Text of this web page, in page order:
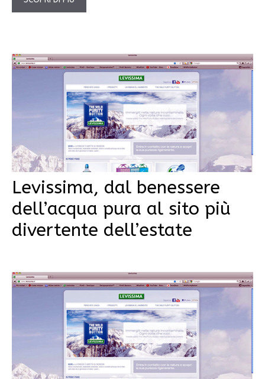
Levissima, dal benessere
dell’acqua pura al sito più
divertente dell’estate